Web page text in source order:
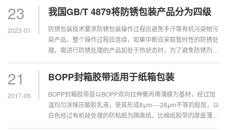
湿度、空气质量等。 防锈包装标准通常采用的是GB/T4879《防
锈包装...
23
2023-01
我国GB/T 4879将防锈包装产品分为四级
防锈包装技术要求防锈包装操作过程应避免手汗等有机污染物污
染产品，整个操作过程应连续，如果中断应采取暂时性的防锈处
理。需进行防锈处理的产品如处于热状态时，为了避免防锈剂受
的效果，金属制品应在清洁干燥、无氧包装的环境中进行，另外
还可以加入适量的缓蚀...
21
2017-06
BOPP封箱胶带适用于纸箱包装
BOPP封箱胶带是以BOPP双向拉伸聚丙烯薄膜为基材，经过加
温均匀涂抹压敏胶乳液，使其形成8μm----28μm不等的胶层，以
白色经过有机硅处理的防粘纸为隔离纸，比棉纸胶带的厚度薄而